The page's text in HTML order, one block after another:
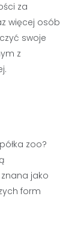
za
więcej osób
swoje
z
zoo?
jako
form